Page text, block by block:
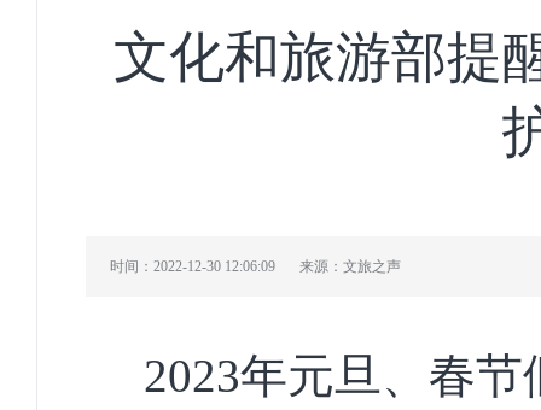
文化和旅游部提
时间：2022-12-30 12:06:09 来源：文旅之声
2023年元旦、春